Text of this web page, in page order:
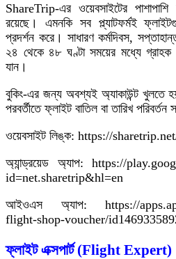
ShareTrip-এর ওয়েবসাইটের
রয়েছে। এমনকি সব প্ল্যাটফর্মই
প্রদর্শন করে। সাধারণ কর্মদিবস,
২৪ থেকে ৪৮ ঘণ্টা সময়ের মধ্যে গ্রাহক
যান।
বুকিং-এর জন্য অবশ্যই অ্যাকাউন্ট খুলতে
পরবর্তীতে ফ্লাইট বাতিল বা তারিখ
ওয়েবসাইট লিঙ্ক: https://
অ্যান্ড্রয়েড অ্যাপ: https://
id=net.sharetrip&hl=en
আইওএস অ্যাপ: https://
flight-shop-voucher/
ফ্লাইট এক্সপার্ট (Flight Expert)